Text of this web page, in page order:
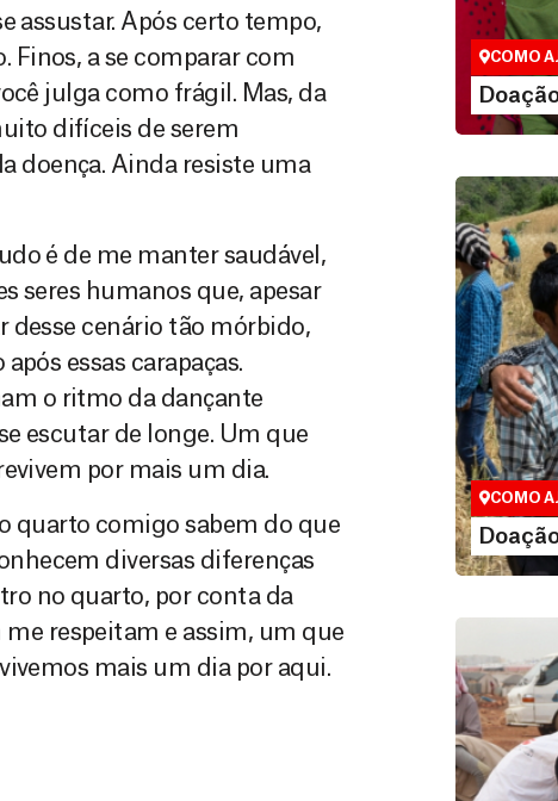
assustar. Após certo tempo,
Finos, a se comparar com
julga como frágil. Mas, da
difíceis de serem
doença. Ainda resiste uma
é de me manter saudável,
seres humanos que, apesar
desse cenário tão mórbido,
essas carapaças.
o ritmo da dançante
escutar de longe. Um que
por mais um dia.
quarto comigo sabem do que
diversas diferenças
no quarto, por conta da
respeitam e assim, um que
mais um dia por aqui.
que nos
vidas em
COMO
Doação
Você
maneiras,
valor que
COMO